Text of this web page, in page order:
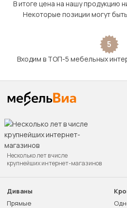
В итоге цена на нашу продукцию
Некоторые позиции могут
5
Входим в ТОП-5 мебельных
Несколько лет в числе
крупнейших интернет-магазинов
Диваны
Прямые